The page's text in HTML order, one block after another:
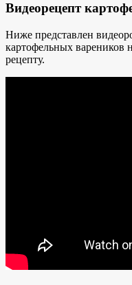
Видеорецепт
Ниже представлен
картофельных
рецепту.